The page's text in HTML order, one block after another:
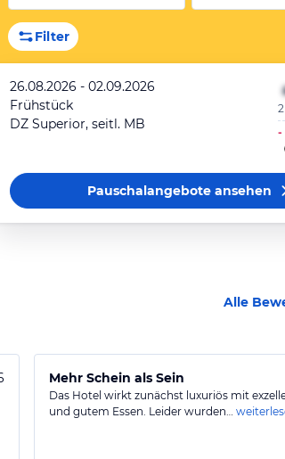
Filter
26.08.2026 - 02.09.2026
Frühstück
DZ Superior, seitl. MB
-
Pauschalangeboteansehen
Alle
Mehr Schein als Sein
Das Hotel wirkt zunächst luxuriös mit
und gutem Essen. Leider wurden…